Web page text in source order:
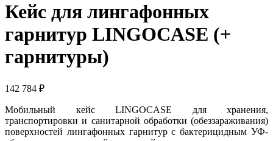
Кейс для лингафонных
гарнитур LINGOCASE (+
гарнитуры)
142 784 ₽
Мобильный кейс LINGOCASE для хранения,
транспортировки и санитарной обработки (обеззараживания)
поверхностей лингафонных гарнитур с бактерицидным УФ-